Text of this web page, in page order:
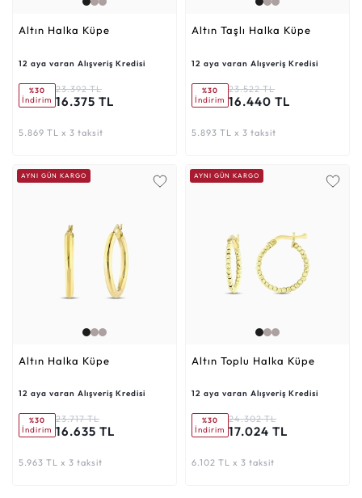
Altın Halka Küpe
12 aya varan Alışveriş Kredisi
%30
İndirim
23.392 TL
16.375 TL
5.869 TL x 3 taksit
Altın Taşlı Halka Küpe
12 aya varan Alışveriş Kredisi
%30
İndirim
23.522 TL
16.440 TL
5.893 TL x 3 taksit
AYNI GÜN KARGO
Altın Halka Küpe
12 aya varan Alışveriş Kredisi
%30
İndirim
23.717 TL
16.635 TL
5.963 TL x 3 taksit
AYNI GÜN KARGO
Altın Toplu Halka Küpe
12 aya varan Alışveriş Kredisi
%30
İndirim
24.302 TL
17.024 TL
6.102 TL x 3 taksit